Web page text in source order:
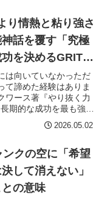
り情熱と粘り強さ
話を覆す「究極
を決めるGRITの
は向いていなかっただ
諦めた経験はありま
ワース著『やり抜く力
期的な成功を最も強く
）と粘り強さ
だと結論づけま
2026.05.02
クの空に「希望
して消えない」
との意味